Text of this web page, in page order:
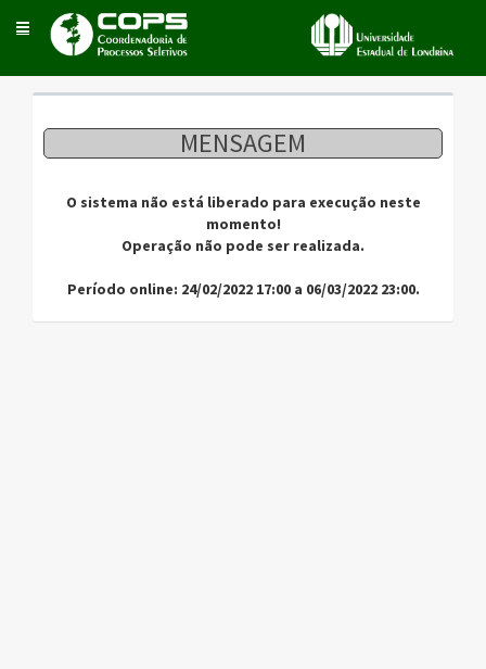
Toggle
navigation
MENSAGEM
O sistema não está liberado para execução neste
momento!
Operação não pode ser realizada.
Período online: 24/02/2022 17:00 a 06/03/2022 23:00.